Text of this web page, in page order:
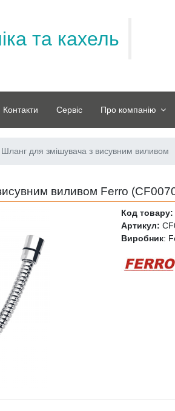
та кахель
Контакти Сервіс Про компанію
Шланг для змішувача з висувним виливом
виливом Ferro (
Код товару:
Артикул:
Виробник: